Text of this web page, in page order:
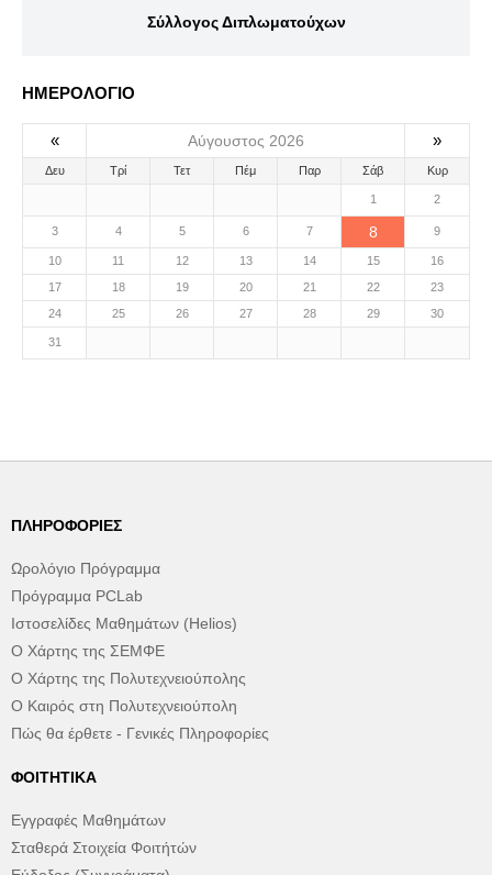
Σύλλογος Διπλωματούχων
ΗΜΕΡΟΛΟΓΙΟ
« Αύγουστος 2026 »
Δευ Τρί Τετ Πέμ Παρ Σάβ Κυρ
1 2
3 4 5 6 7 8 9
10 11 12 13 14 15
16
17
18 19 20 21 22
23
24
25 26 27 28 29 30
31
ΠΛΗΡΟΦΟΡΊΕΣ
Ωρολόγιο Πρόγραμμα
Πρόγραμμα PCLab
Ιστοσελίδες Μαθημάτων (Helios)
Ο Χάρτης της ΣΕΜΦΕ
Ο Χάρτης της Πολυτεχνειούπολης
Ο Καιρός στη Πολυτεχνειούπολη
Πώς θα έρθετε - Γενικές Πληροφορίες
ΦΟΙΤΗΤΙΚΆ
Εγγραφές Μαθημάτων
Σταθερά Στοιχεία Φοιτήτών